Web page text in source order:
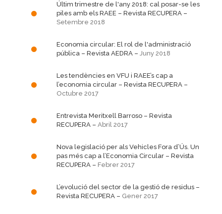
Últim trimestre de l'any 2018: cal posar-se les
piles amb els RAEE – Revista RECUPERA –
Setembre 2018
Economia circular: El rol de l'administració
pública – Revista AEDRA – Juny 2018
Les tendències en VFU i RAEE’s cap a
l’economia circular – Revista RECUPERA –
Octubre 2017
Entrevista Meritxell Barroso – Revista
RECUPERA – Abril 2017
Nova legislació per als Vehicles Fora d’Ús. Un
pas més cap a l’Economia Circular – Revista
RECUPERA – Febrer 2017
L’evolució del sector de la gestió de residus –
Revista RECUPERA – Gener 2017